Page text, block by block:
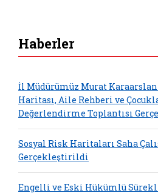
Haberler
İl Müdürümüz Murat
Haritası, Aile Rehberi ve
Değerlendirme Toplantısı
Sosyal Risk Haritaları Saha
Gerçekleştirildi
Engelli ve Eski Hükümlü